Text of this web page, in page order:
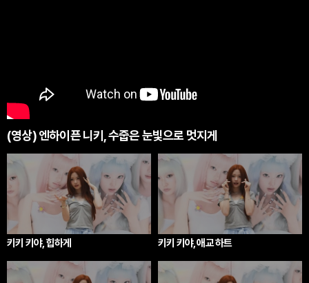
(영상) 엔하이픈 니키, 수줍은 눈빛으로 멋지게
키키 키야, 힙하게 키키 키야, 애교 하트